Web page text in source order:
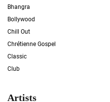
Bhangra
Bollywood
Chill Out
Chrétienne Gospel
Classic
Club
Artists